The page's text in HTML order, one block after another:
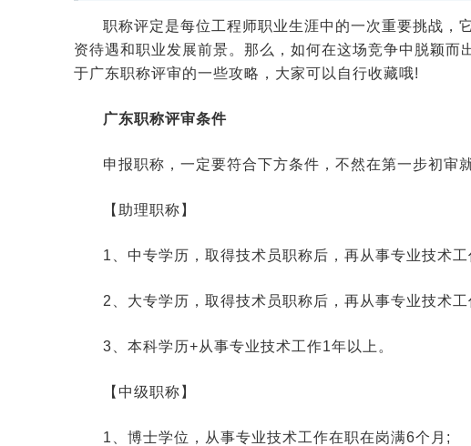
职称评定是每位工程师职业生涯中的一次重要挑战，
资待遇和职业发展前景。那么，如何在这场竞争中脱颖
于广东职称评审的一些攻略，大家可以自行收藏哦!
广东职称评审条件
申报职称，一定要符合下方条件，不然在第一步初审
【助理职称】
1、中专学历，取得技术员职称后，再从事专业技术
2、大专学历，取得技术员职称后，再从事专业技术
3、本科学历+从事专业技术工作1年以上。
【中级职称】
1、博士学位，从事专业技术工作在职在岗满6个月;